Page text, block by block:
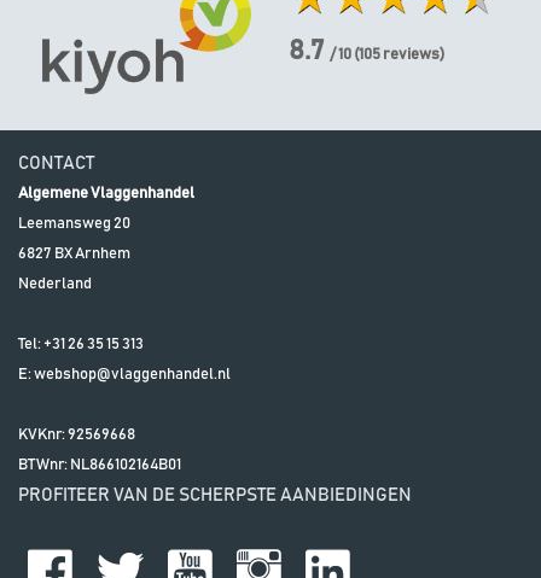
8.7 / 10 (105 reviews)
CONTACT
Algemene Vlaggenhandel
Leemansweg 20
6827 BXArnhem
Nederland
Tel: +31 26 35 15 313
E:webshop@vlaggenhandel.nl
KVKnr: 92569668
BTWnr: NL866102164B01
PROFITEER VAN DE SCHERPSTE AANBIEDINGEN